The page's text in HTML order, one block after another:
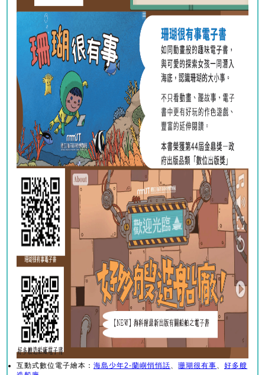
互動式數位電子繪本：海島少年2-蘭嶼悄悄話、珊瑚很有事、好多艘